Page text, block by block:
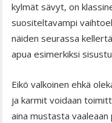
kylmät sävyt, on
suositeltavampi
näiden seurassa
apua esimerkiksi
Eikö valkoinen ehkä
ja karmit voidaan
aina mustasta vaaleaan